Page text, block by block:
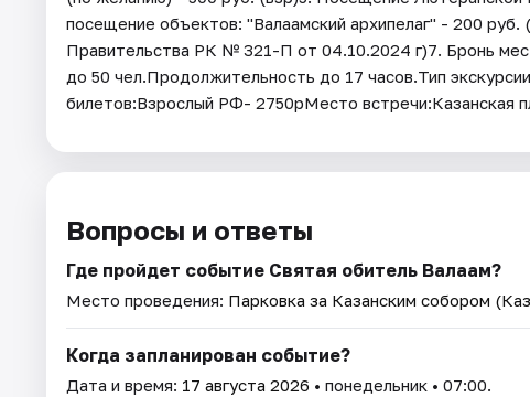
посещение объектов: "Валаамский архипелаг" - 200
Правительства РК № 321-П от 04.10.2024 г)7. Бронь
до 50 чел.Продолжительность до 17 часов.Тип
билетов:Взрослый РФ- 2750рМесто встречи:Казанская
Вопросы и ответы
Где пройдет событие Святая обитель Валаам?
Место проведения: Парковка за Казанским собором
Когда запланирован событие?
Дата и время: 17 августа 2026 • понедельник • 07:00.